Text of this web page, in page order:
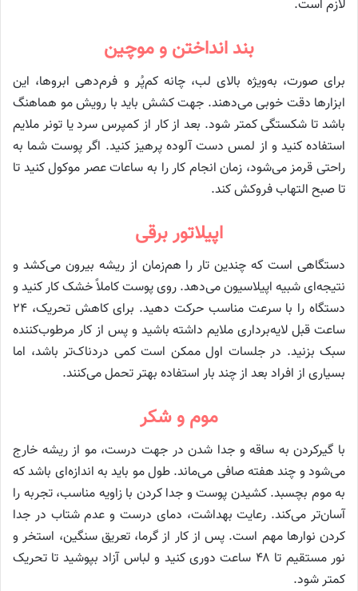
لازم است.
بند انداختن و موچین
برای صورت، به‌ویژه بالای لب، چانه کم‌پُر و فرم‌دهی ابروها، این
ابزارها دقت خوبی می‌دهند. جهت کشش باید با رویش مو هماهنگ
باشد تا شکستگی کمتر شود. بعد از کار از کمپرس سرد یا تونر ملایم
استفاده کنید و از لمس دست آلوده پرهیز کنید. اگر پوست شما به
راحتی قرمز می‌شود، زمان انجام کار را به ساعات عصر موکول کنید تا
تا صبح التهاب فروکش کند.
اپیلاتور برقی
دستگاهی است که چندین تار را هم‌زمان از ریشه بیرون می‌کشد و
نتیجه‌ای شبیه اپیلاسیون می‌دهد. روی پوست کاملاً خشک کار کنید و
دستگاه را با سرعت مناسب حرکت دهید. برای کاهش تحریک، ۲۴
ساعت قبل لایه‌برداری ملایم داشته باشید و پس از کار مرطوب‌کننده
سبک بزنید. در جلسات اول ممکن است کمی دردناک‌تر باشد، اما
بسیاری از افراد بعد از چند بار استفاده بهتر تحمل می‌کنند.
موم و شکر
با گیرکردن به ساقه و جدا شدن در جهت درست، مو از ریشه خارج
می‌شود و چند هفته صافی می‌ماند. طول مو باید به اندازه‌ای باشد که
به موم بچسبد. کشیدن پوست و جدا کردن با زاویه مناسب، تجربه را
آسان‌تر می‌کند. رعایت بهداشت، دمای درست و عدم شتاب در جدا
کردن نوارها مهم است. پس از کار از گرما، تعریق سنگین، استخر و
نور مستقیم تا ۴۸ ساعت دوری کنید و لباس آزاد بپوشید تا تحریک
کمتر شود.